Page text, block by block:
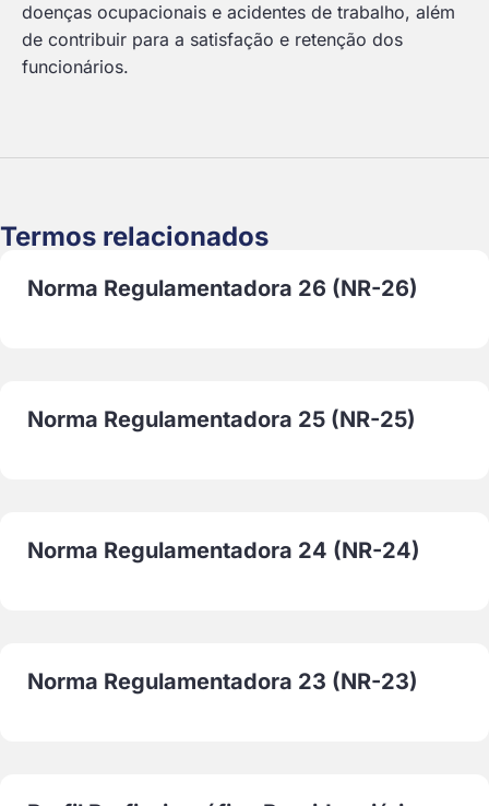
doenças ocupacionais e acidentes de trabalho, além
de contribuir para a satisfação e retenção dos
funcionários.
Termos relacionados
Norma Regulamentadora 26 (NR-26)
Norma Regulamentadora 25 (NR-25)
Norma Regulamentadora 24 (NR-24)
Norma Regulamentadora 23 (NR-23)